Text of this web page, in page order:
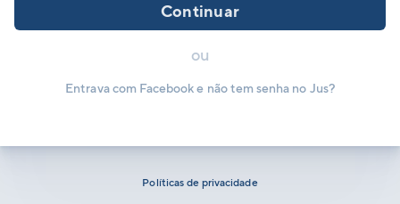
Continuar
ou
Entrava com Facebook e não tem senha no Jus?
Políticas de privacidade